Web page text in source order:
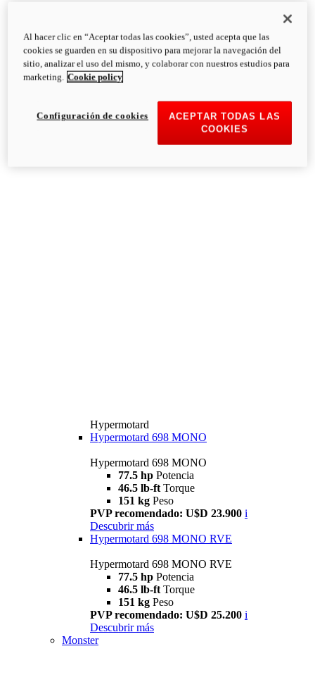
Hypermotard
Hypermotard 698 MONO
Hypermotard 698 MONO
77.5 hp Potencia
46.5 lb-ft Torque
151 kg Peso
PVP recomendado: U$D 23.900 i
Descubrir más
Hypermotard 698 MONO RVE
Hypermotard 698 MONO RVE
77.5 hp Potencia
46.5 lb-ft Torque
151 kg Peso
PVP recomendado: U$D 25.200 i
Descubrir más
Monster
Al hacer clic en “Aceptar todas las cookies”, usted acepta que las
cookies se guarden en su dispositivo para mejorar la navegación del
sitio, analizar el uso del mismo, y colaborar con nuestros estudios para
marketing. Cookie policy
ACEPTAR TODAS LAS
COOKIES
Configuración de cookies